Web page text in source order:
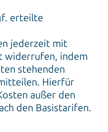
erteilte
jederzeit mit
widerrufen, indem
stehenden
Hierfür
außer den
den Basistarifen.